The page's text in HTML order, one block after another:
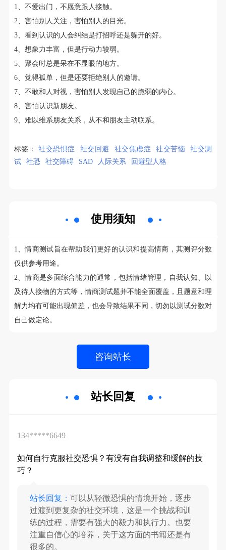
1、不爱出门，不愿意跟人接触。
2、害怕别人关注，害怕别人的目光。
3、看到认识的人会纠结是打招呼还是躲开的好。
4、想象力丰富，但是行动力较弱。
5、聚会时总是呆在不显眼的地方。
6、觉得孤单，但是还要拒绝别人的邀请。
7、不敢和人对视，害怕别人发现自己的脆弱的内心。
8、害怕认识新朋友。
9、难以维系朋友关系，从不和朋友主动联系。
标签： 社交恐惧症 社交回避 社交焦虑症 社交苦恼
社交测
试
社恐 社交障碍 SAD 人际关系 回避型人格
使用须知
1、情商测试旨在帮助我们更好的认识和提高情商，其测评分数
仅供参考用途。
2、情商是多面综合能力的通常，包括情绪管理，自我认知、以
及待人接物的方式等，情商测试题并不能全面覆盖，且题意和理
解力均有可能出现偏差，也会导致结果不同，切勿以测试分数对
自己做定论。
站长回复
134*****6649
如何自行克服社交恐惧？有没有自我调整和缓解的技
巧？
站长回复：可以从轻微恐惧的情境开始，逐步
过渡到更复杂的社交环境，这是一个挑战和训
练的过程，需要有强大的毅力和执行力。也要
注重自信心的培养，关于这方面的书籍还是有
很多的。